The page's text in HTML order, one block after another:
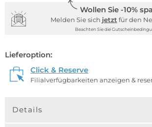
Wollen Sie -10%
Melden Sie sich jetzt für den
Beachten Sie die
Lieferoption:
Click & Reserve
Filialverfügbarkeiten anzeigen &
Details